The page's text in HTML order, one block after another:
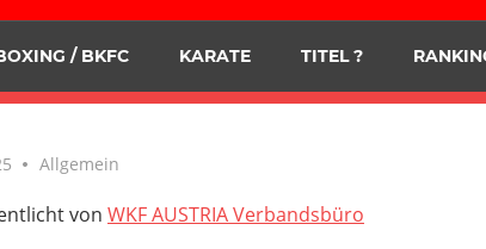
/ BKFC KARATE TITEL ?
Allgemein
von WKF AUSTRIA Verbandsbüro